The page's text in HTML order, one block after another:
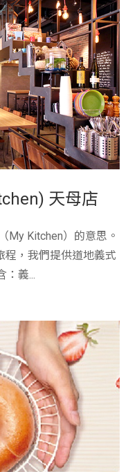
天母店
My Kitchen）的意思。
程，我們提供道地義式
義...